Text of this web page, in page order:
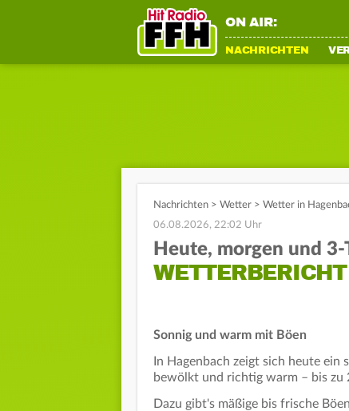
ON AIR:
NACHRICHTEN
Nachrichten > Wetter > Wetter in
06.08.2026, 22:02 Uhr
Heute, morgen und 3-
Sonnig und warm mit Böen
In Hagenbach zeigt sich heute
bewölkt und richtig warm – bis zu
Dazu gibt's mäßige bis frische